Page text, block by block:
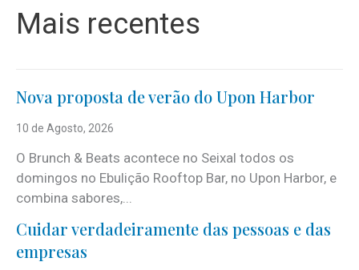
Mais recentes
Nova proposta de verão do Upon Harbor
10 de Agosto, 2026
O Brunch & Beats acontece no Seixal todos os
domingos no Ebulição Rooftop Bar, no Upon Harbor, e
combina sabores,...
Cuidar verdadeiramente das pessoas e das
empresas